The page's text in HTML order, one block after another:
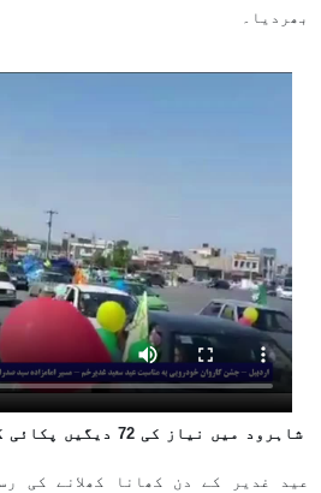
بھردیا۔
شاہرود میں نیاز کی 72 دیگیں پکائی گئیں
عید غدیر کے دن کھانا کھلانے کی